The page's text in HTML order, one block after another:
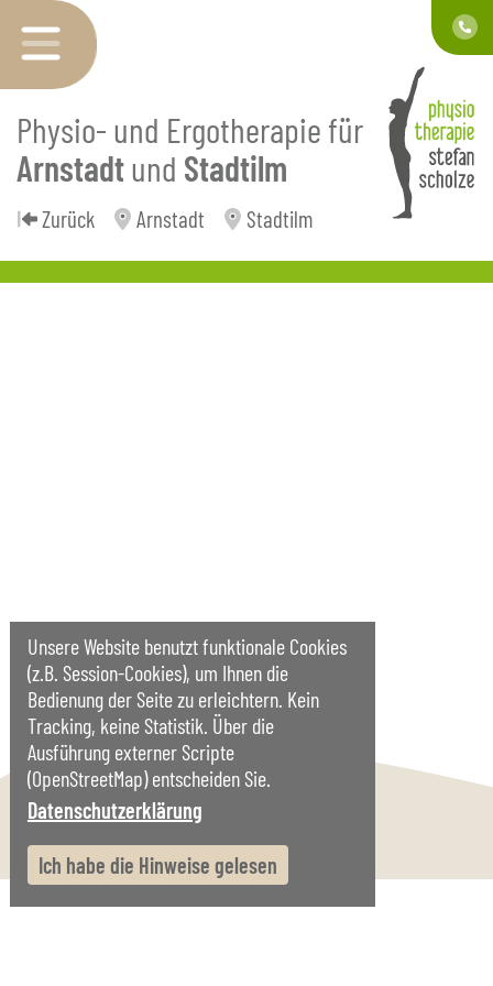
Physio- und Ergotherapie für
Arnstadtund Stadtilm
Zurück Arnstadt Stadtilm
Start Impressum
Unsere Website benutzt funktionale Cookies
(z.B. Session-Cookies), um Ihnen die
Bedienung der Seite zu erleichtern. Kein
Tracking, keine Statistik. Über die
Ausführung externer Scripte
(OpenStreetMap) entscheiden Sie.
Datenschutzerklärung
Ich habe die Hinweise gelesen